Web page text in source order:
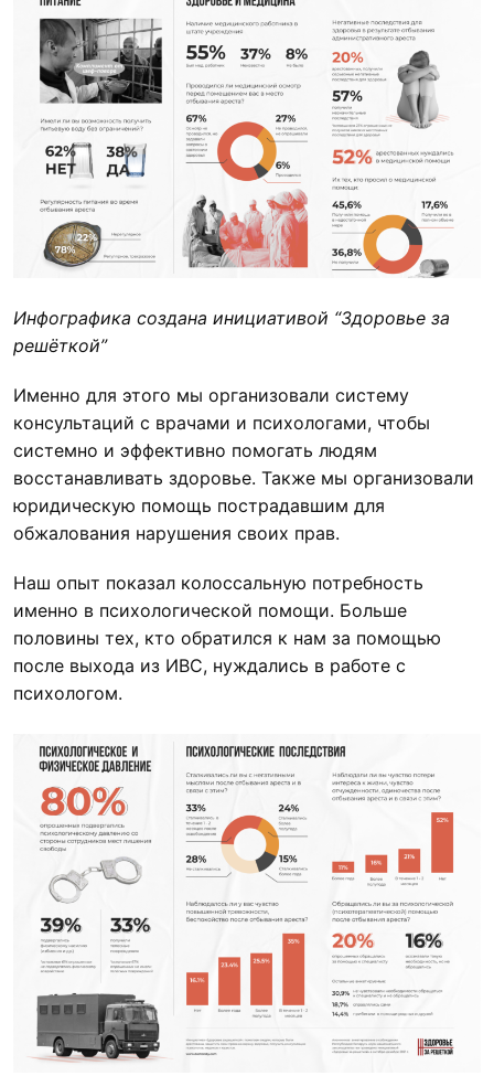
Инфографика создана инициативой “Здоровье за
решёткой”
Именно для этого мы организовали систему
консультаций с врачами и психологами, чтобы
системно и эффективно помогать людям
восстанавливать здоровье. Также мы организовали
юридическую помощь пострадавшим для
обжалования нарушения своих прав.
Наш опыт показал колоссальную потребность
именно в психологической помощи. Больше
половины тех, кто обратился к нам за помощью
после выхода из ИВС, нуждались в работе с
психологом.